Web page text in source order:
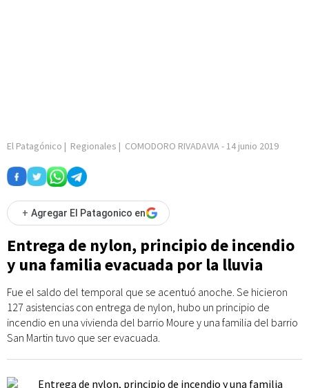
El Patagónico | Regionales | COMODORO RIVADAVIA- 14 junio 2019
+ Agregar El Patagonico en
Entrega de nylon, principio de incendio
y una familia evacuada por la lluvia
Fue el saldo del temporal que se acentuó anoche. Se hicieron
127 asistencias con entrega de nylon, hubo un principio de
incendio en una vivienda del barrio Moure y una familia del barrio
San Martin tuvo que ser evacuada.